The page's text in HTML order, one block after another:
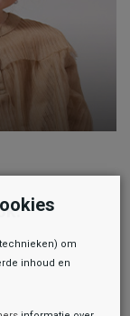
om
inhoud en